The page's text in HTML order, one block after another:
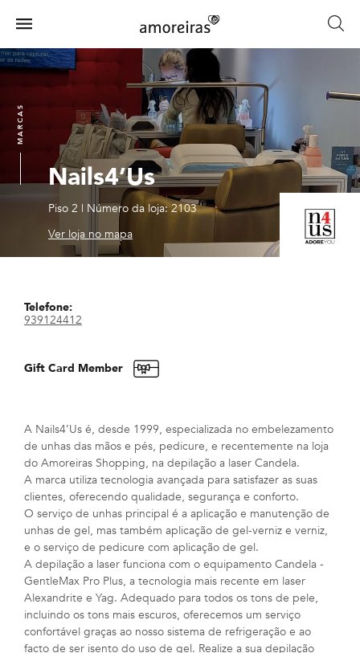
main
content
Home
Menu
Nails4’Us
Piso 2 | Número da loja: 2103
Ver loja no mapa
MARCAS
Telefone:
939124412
Gift Card Member
A Nails4’Us é, desde 1999, especializada no embelezamento
de unhas das mãos e pés, pedicure, e recentemente na loja
do Amoreiras Shopping, na depilação a laser Candela.
A marca utiliza tecnologia avançada para satisfazer as suas
clientes, oferecendo qualidade, segurança e conforto.
O serviço de unhas principal é a aplicação e manutenção de
unhas de gel, mas também aplicação de gel-verniz e verniz,
e o serviço de pedicure com aplicação de gel.
A depilação a laser funciona com o equipamento Candela -
GentleMax Pro Plus, a tecnologia mais recente em laser
Alexandrite e Yag. Adequado para todos os tons de pele,
incluindo os tons mais escuros, oferecemos um serviço
confortável graças ao nosso sistema de refrigeração e ao
facto de ser isento do uso de gel. Realize a sua depilação